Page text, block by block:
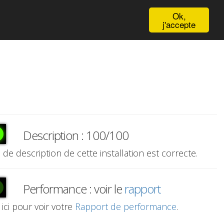
Ok,
j'accepte
Description : 100/100
de description de cette installation est correcte.
Performance : voir lerapport
ici pour voir votre Rapport de performance.